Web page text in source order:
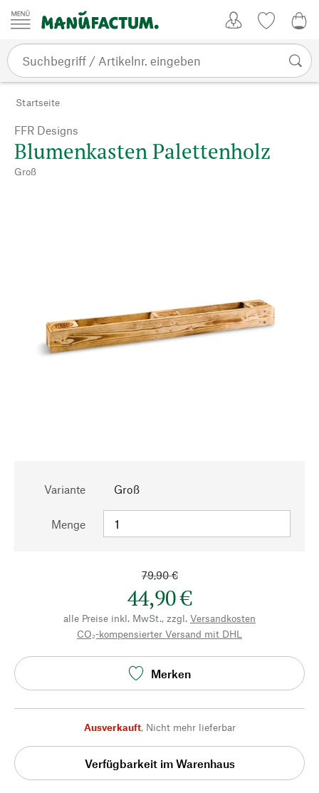
Zum Inhalt springen
Startseite
FFR Designs
Blumenkasten Palettenholz
Groß
Variante Groß
Menge
79,90 €
44,90 €
alle Preise inkl. MwSt., zzgl. Versandkosten
CO₂-kompensierter Versand mit DHL
Merken
Ausverkauft, Nicht mehr lieferbar
Verfügbarkeit im Warenhaus